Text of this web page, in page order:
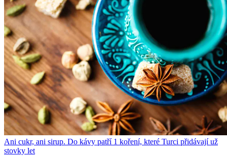
Ani cukr, ani sirup. Do kávy patří 1 koření, které Turci přidávají už
stovky let